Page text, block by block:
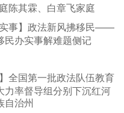
陈其霖、白章飞家庭
实事】政法新风拂移民——
民办实事解难题侧记
全国第一批政法队伍教育
力率督导组分别下沉红河
自治州